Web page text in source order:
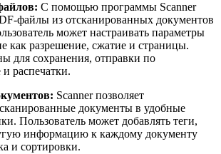
С помощью программы Scanner
файлы из отсканированных документов
может настраивать параметры
как разрешение, сжатие и страницы.
для сохранения, отправки по
распечатки.
Scanner позволяет
документы в удобные
Пользователь может добавлять теги,
информацию к каждому документу
и сортировки.